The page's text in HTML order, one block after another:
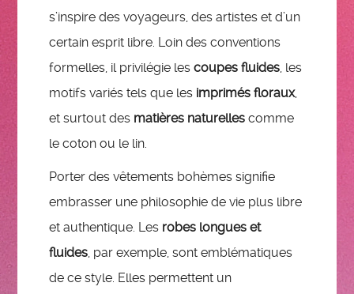
s’inspire des voyageurs, des artistes et d’un
certain esprit libre. Loin des conventions
formelles, il privilégie lescoupes fluides , les
motifs variés tels que les imprimés floraux,
et surtout des matières naturelles comme
le coton ou le lin.
Porter des vêtements bohèmes signifie
embrasser une philosophie de vie plus libre
et authentique. Les robes longues et
fluides , par exemple, sont emblématiques
de ce style. Elles permettent un